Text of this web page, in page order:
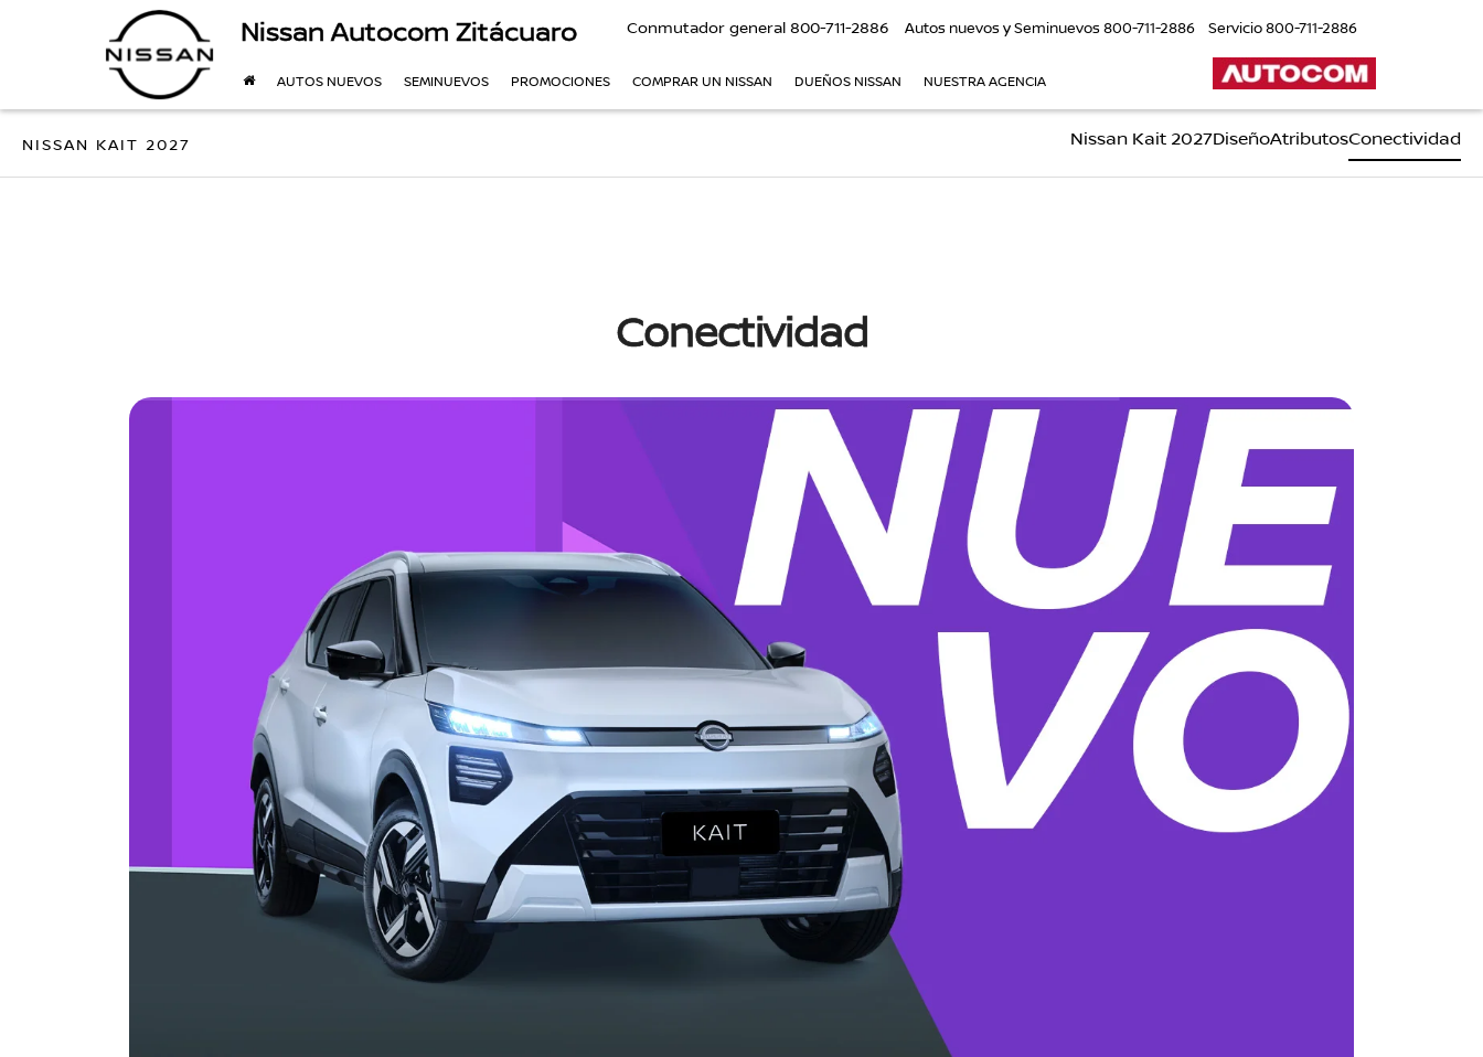
Nissan Autocom Zitácuaro Conmutador general 800-711-2886 Autos nuevos y Seminuevos800-711-2886 Servicio800-711-2886
AUTOS NUEVOS SEMINUEVOS PROMOCIONES COMPRAR UN NISSAN DUEÑOS NISSAN NUESTRA AGENCIA
NISSAN KAIT 2027 Nissan Kait 2027DiseñoAtributosConectividad
Conectividad